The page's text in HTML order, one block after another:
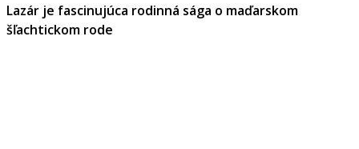
Lazár je fascinujúca rodinná sága o maďarskom
šľachtickom rode